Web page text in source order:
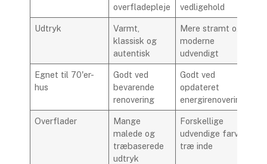
overfladepleje
vedligehold
Udtryk
Varmt,
klassisk og
autentisk
Mere stramt og
moderne
udvendigt
Egnet til 70'er-
hus
Godt ved
bevarende
renovering
Godt ved
opdateret
energirenovering
Overflader
Mange
malede og
træbaserede
udtryk
Forskellige
udvendige farver,
træ inde